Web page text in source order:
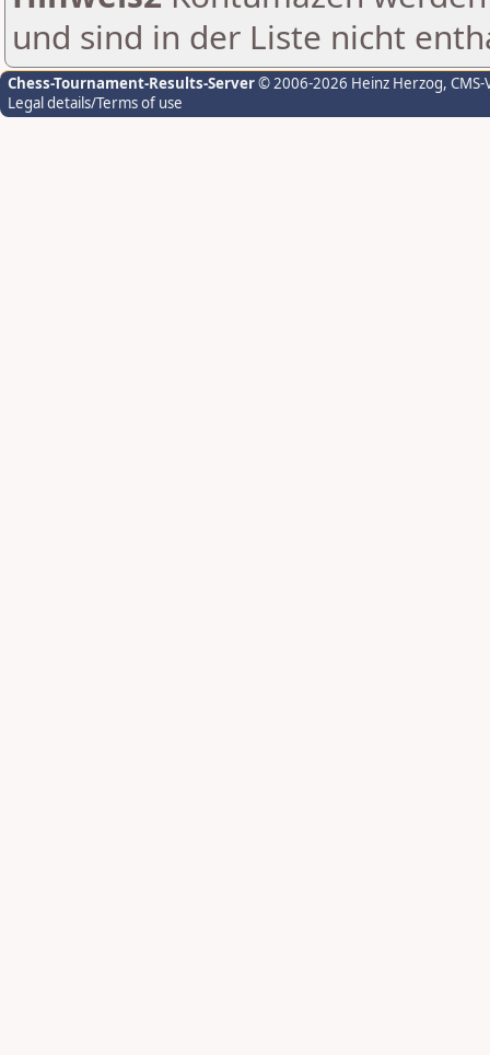
und sind in der Liste nicht
Chess-Tournament-Results-Server© 2006-2026 Heinz Herzog,
Legal details/Terms of use